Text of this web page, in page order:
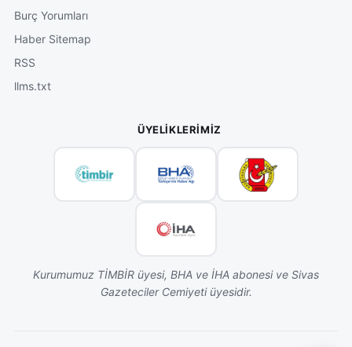
Burç Yorumları
Haber Sitemap
RSS
llms.txt
ÜYELIKLERIMIZ
Kurumumuz TİMBİR üyesi, BHA ve İHA abonesi ve Sivas
Gazeteciler Cemiyeti üyesidir.